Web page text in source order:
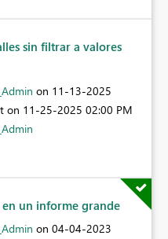
sin filtrar a valores
on ‎11-13-2025
on ‎11-25-2025 02:00 PM
un informe grande
on ‎04-04-2023